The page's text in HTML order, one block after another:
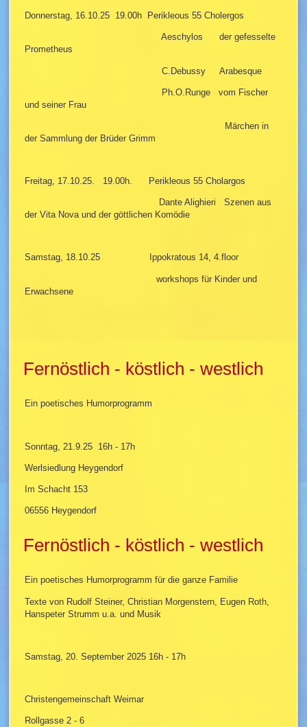
Donnerstag, 16.10.25 19.00h Perikleous 55 Cholergos
Aeschylos der gefesselte
Prometheus
C.Debussy Arabesque
Ph.O.Runge vom Fischer
und seiner Frau
Märchen in
der Sammlung der Brüder Grimm
Freitag, 17.10.25. 19.00h. Perikleous 55 Cholargos
Dante Alighieri Szenen aus
der Vita Nova und der göttlichen Komödie
Samstag, 18.10.25 Ippokratous 14, 4.floor
workshops für Kinder und
Erwachsene
Fernöstlich - köstlich - westlich
Ein poetisches Humorprogramm
Sonntag, 21.9.25 16h - 17h
Werlsiedlung Heygendorf
Im Schacht 153
06556 Heygendorf
Fernöstlich - köstlich - westlich
Ein poetisches Humorprogramm für die ganze Familie
Texte von Rudolf Steiner, Christian Morgenstern, Eugen Roth,
Hanspeter Strumm u.a. und Musik
Samstag, 20. September 2025 16h - 17h
Christengemeinschaft Weimar
Rollgasse 2 - 6